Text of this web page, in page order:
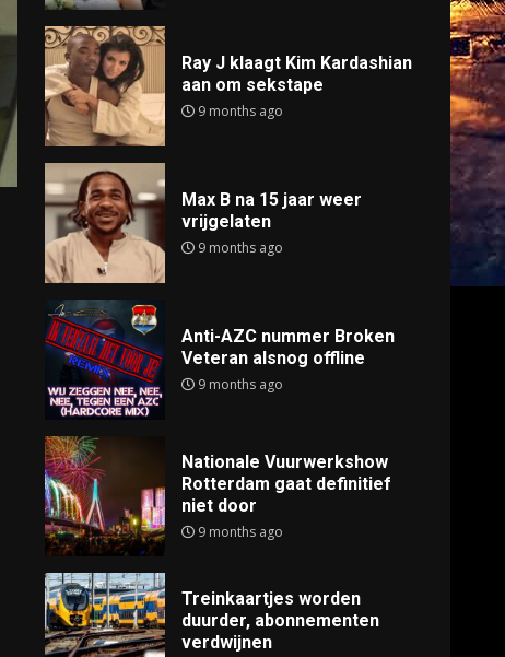
Ray J klaagt Kim Kardashian
aan om sekstape
9 months ago
Max B na 15 jaar weer
vrijgelaten
9 months ago
Anti-AZC nummer Broken
Veteran alsnog offline
9 months ago
Nationale Vuurwerkshow
Rotterdam gaat definitief
niet door
9 months ago
Treinkaartjes worden
duurder, abonnementen
verdwijnen